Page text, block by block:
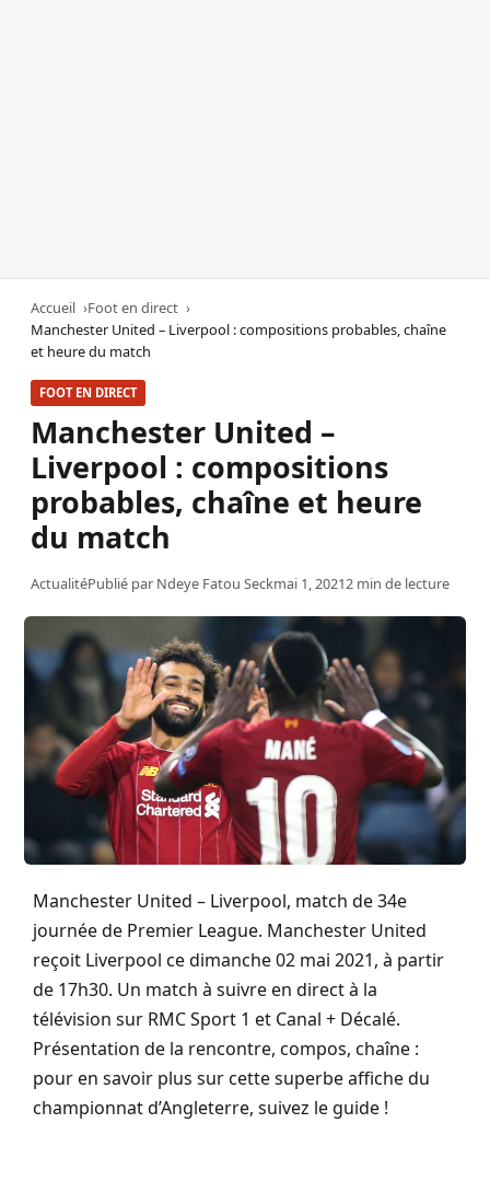
Accueil
Foot en direct
Manchester United – Liverpool : compositions probables, chaîne
et heure du match
FOOT EN DIRECT
Manchester United –
Liverpool : compositions
probables, chaîne et heure
du match
ActualitéPublié par Ndeye Fatou Seckmai 1, 20212 min de lecture
Manchester United – Liverpool, match de 34e
journée de Premier League. Manchester United
reçoit Liverpool ce dimanche 02 mai 2021, à partir
de 17h30. Un match à suivre en direct à la
télévision sur RMC Sport 1 et Canal + Décalé.
Présentation de la rencontre, compos, chaîne :
pour en savoir plus sur cette superbe affiche du
championnat d’Angleterre, suivez le guide !